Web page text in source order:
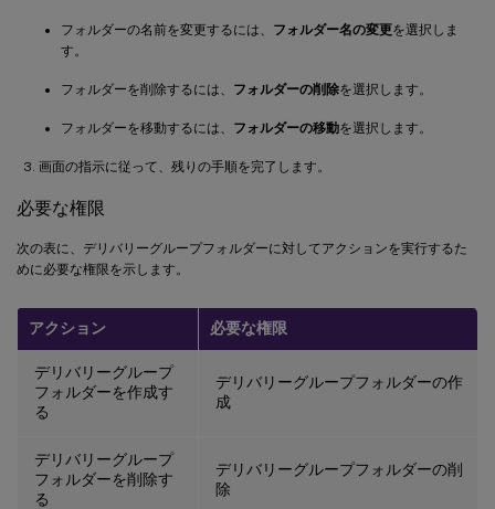
フォルダーの名前を変更するには、 フォルダー名の変更を選択しま
す。
フォルダーを削除するには、 フォルダーの削除を選択します。
フォルダーを移動するには、 フォルダーの移動を選択します。
画面の指示に従って、残りの手順を完了します。
必要な権限
次の表に、デリバリーグループフォルダーに対してアクションを実行するた
めに必要な権限を示します。
アクション 必要な権限
デリバリーグループ
フォルダーを作成す
る
デリバリーグループフォルダーの作
成
デリバリーグループ
フォルダーを削除す
る
デリバリーグループフォルダーの削
除